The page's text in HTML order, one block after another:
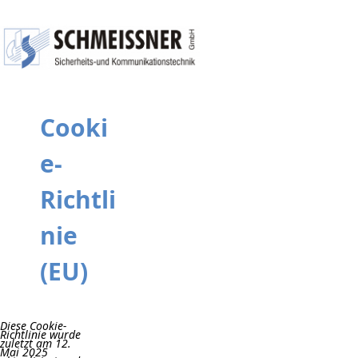
Inhalt
springen
Cooki
e-
Richtli
nie
(EU)
Diese Cookie-
Richtlinie wurde
zuletzt am 12.
Mai 2025